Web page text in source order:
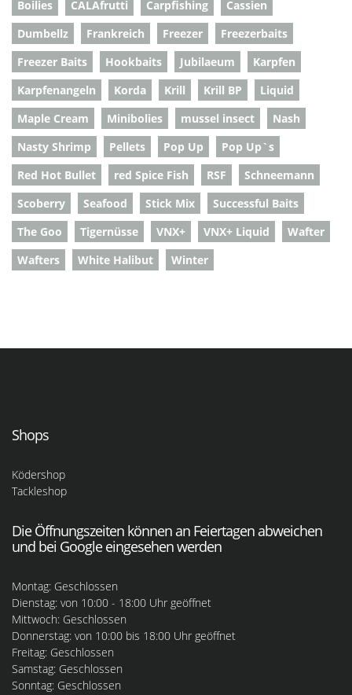
Boilies
CALAfrutti Carpfishing
Cassien
Dumbellz
Frankreich Freezer
Freezerbaits
Freezer Baits
Hookbaits Jubilaeum
Karpfen
Karpfenangeln
Korda Krill Krill BP
Liquid
Maple Cream
Minibolies mussel insect
Nash
Nasty Shrimp
Pellets Pop Up
Pop Up`s
Red Hot Bullet
red Spice Fish RSF
Schneemann
Scoberry
Seafood Stick Mix
Successful Baits
The Goo
Tigernüsse VNX+ VNX+ Liquid
Wafter
Wafters
White Halibut Winter
Shops
Ködershop
Tackleshop
Die Öffnungszeiten können an Feiertagen abweichen
und bei Google eingesehen werden
Montag: Geschlossen
Dienstag: von 10:00 - 18:00 Uhr geöffnet
Mittwoch: Geschlossen
Donnerstag: von 10:00 bis 18:00 Uhr geöffnet
Freitag: Geschlossen
Samstag: Geschlossen
Sonntag: Geschlossen